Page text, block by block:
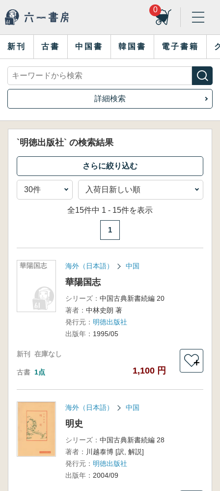
0
新刊 古書 中国書 韓国書 電子書籍
詳細検索
`明徳出版社` の検索結果
全15件中 1 - 15件を表示
1
華陽国志 海外（日本語） 中国
華陽国志
シリーズ： 中国古典新書続編 20
著者： 中林史朗 著
発行元： 明徳出版社
出版年： 1995/05
新刊 在庫なし
古書 1点 1,100 円
＋
海外（日本語） 中国
明史
シリーズ： 中国古典新書続編 28
著者： 川越泰博 [訳, 解説]
発行元： 明徳出版社
出版年： 2004/09